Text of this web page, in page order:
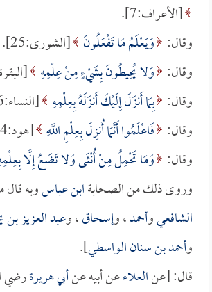
[الأعراف:7].
وقال: وَيَعْلَمُ مَا تَفْعَلُونَ [الشورى:25].
وقال: وَلا يُحِيطُونَ بِشَيْءٍ مِنْ عِلْمِهِ
وقال: بِمَا أَنزَلَ إِلَيْكَ أَنزَلَهُ بِعِلْمِهِ [النساء:166].
وقال: فَاعْلَمُوا أَنَّمَا أُنزِلَ بِعِلْمِ اللَّهِ [هود:14].
وقال: وَمَا تَحْمِلُ مِنْ أُنْثَى وَلا تَضَعُ إِلَّا
وروى ذلك من الصحابةابن عباسوبه قال
الشافعيوأحمد، وإسحاق، وعبد العزيز بن
وأحمد بن سنان الواسطي].
قال: [عنالعلاءعن أبيه عنأبي هريرةرضي